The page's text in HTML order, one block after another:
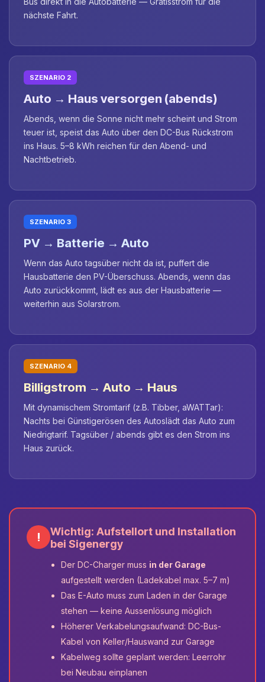
nächste Fahrt.
SZENARIO 2
Auto → Haus versorgen (abends)
Abends, wenn die Sonne nicht mehr scheint und Strom
teuer ist, speist das Auto über den DC-Bus Rückstrom
ins Haus. 5–8 kWh reichen für den Abend- und
Nachtbetrieb.
SZENARIO 3
PV → Batterie → Auto
Wenn das Auto tagsüber nicht da ist, puffert die
Hausbatterie den PV-Überschuss. Abends, wenn das
Auto zurückkommt, lädt es aus der Hausbatterie —
weiterhin aus Solarstrom.
SZENARIO 4
Billigstrom → Auto → Haus
Mit dynamischem Stromtarif (z.B. Tibber, aWATTar):
Nachts bei Günstigerösen des Autoslädt das Auto zum
Niedrigtarif. Tagsüber / abends gibt es den Strom ins
Haus zurück.
!
Wichtig: Aufstellort und Installation
bei Sigenergy
Der DC-Charger muss in der Garage
aufgestellt werden (Ladekabel max. 5–7 m)
Das E-Auto muss zum Laden in der Garage
stehen — keine Aussenlösung möglich
Höherer Verkabelungsaufwand: DC-Bus-
Kabel von Keller/Hauswand zur Garage
Kabelweg sollte geplant werden: Leerrohr
bei Neubau einplanen